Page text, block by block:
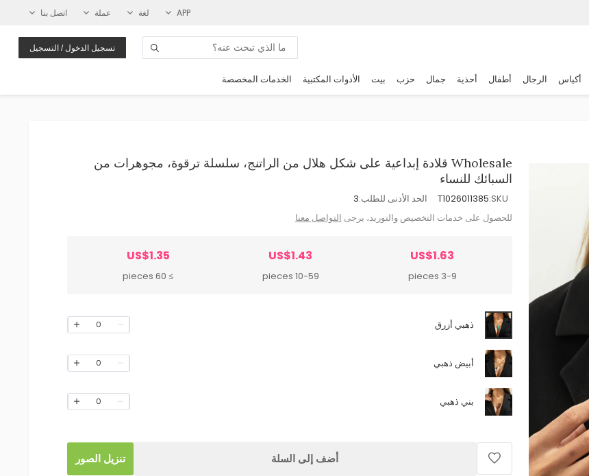
APP لغة عملة اتصل بنا
تسجيل الدخول / التسجيل
أكياس الرجال أطفال أحذية جمال حزب بيت الأدوات المكتبية الخدمات المخصصة
Wholesale قلادة إبداعية على شكل هلال من الراتنج، سلسلة ترقوة، مجوهرات من
السبائك للنساء
SKU:
T1026011385 الحد الأدنى للطلب:3
للحصول على خدمات التخصيص والتوريد، يرجى التواصل معنا
US$1.63
3-9 pieces
US$1.43
10-59 pieces
US$1.35
≥ 60 pieces
ذهبي أزرق 0
أبيض ذهبي 0
بني ذهبي 0
أضف إلى السلة تنزيل الصور